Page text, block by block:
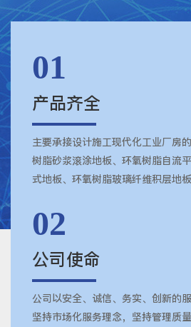
01
产品齐全
主要承接设计施工现代化工业厂房
树脂砂浆滚涂地板、环氧树脂自流
式地板、环氧树脂玻璃纤维积层地板
02
公司使命
公司以安全、诚信、务实、创新的
坚持市场化服务理念，坚持管理质